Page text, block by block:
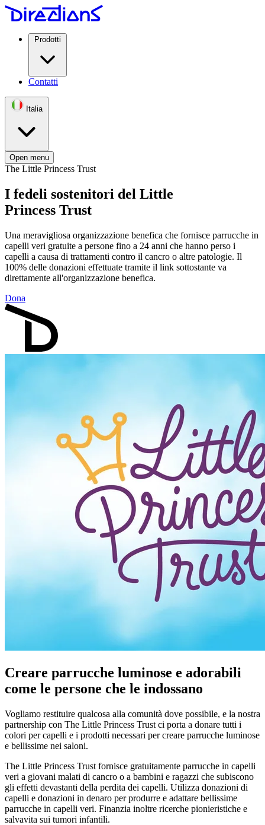
Prodotti
Contatti
Italia
Open menu
The Little Princess Trust
I fedeli sostenitori del Little
Princess Trust
Una meravigliosa organizzazione benefica che fornisce parrucche in
capelli veri gratuite a persone fino a 24 anni che hanno perso i
capelli a causa di trattamenti contro il cancro o altre patologie. Il
100% delle donazioni effettuate tramite il link sottostante va
direttamente all'organizzazione benefica.
Dona
Creare parrucche luminose e adorabili
come le persone che le indossano
Vogliamo restituire qualcosa alla comunità dove possibile, e la nostra
partnership con The Little Princess Trust ci porta a donare tutti i
colori per capelli e i prodotti necessari per creare parrucche luminose
e bellissime nei saloni.
The Little Princess Trust fornisce gratuitamente parrucche in capelli
veri a giovani malati di cancro o a bambini e ragazzi che subiscono
gli effetti devastanti della perdita dei capelli. Utilizza donazioni di
capelli e donazioni in denaro per produrre e adattare bellissime
parrucche in capelli veri. Finanzia inoltre ricerche pionieristiche e
salvavita sui tumori infantili.